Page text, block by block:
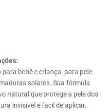
bebê e criança, para pele
solares. Sua fórmula
natural que protege a pele dos
invisível e facil de aplicar.